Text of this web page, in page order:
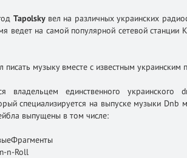
Tapolsky вел на различных украинских
ведет на самой популярной сетевой
писать музыку вместе с известным украинским
владельцем единственного
специализируется на выпуске музыки Dnb
выпущены в том числе:
n-Roll